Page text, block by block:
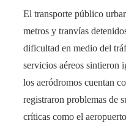
El transporte público
metros y tranvías
dificultad en medio del
servicios aéreos sintieron
los aeródromos cuentan
registraron problemas de
críticas como el